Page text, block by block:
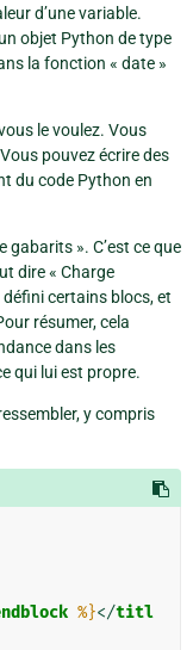
d’une variable.
objet Python de type
la fonction « date »
le voulez. Vous
pouvez écrire des
du code Python en
gabarits ». C’est ce que
dire « Charge
certains blocs, et
résumer, cela
dans les
qui lui est propre.
y compris
%}</titl